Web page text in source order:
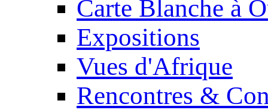
Carte Blanche à
Expositions
Vues d'Afrique
Rencontres &